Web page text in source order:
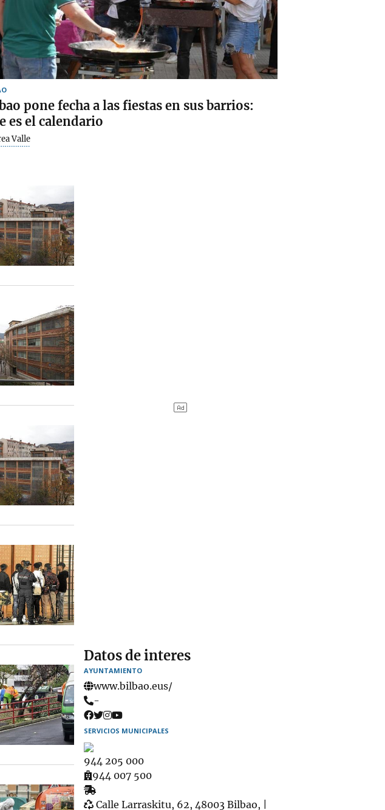
pone fecha a las fiestas en sus barrios:
es el calendario
Valle
Datos de interes
AYUNTAMIENTO
www.bilbao.eus/
Teléfono
-
SERVICIOS MUNICIPALES
944 205 000
Ambulatorio
944 007 500
Recogida
de
Garbigune
Calle Larraskitu, 62, 48003 Bilbao, |